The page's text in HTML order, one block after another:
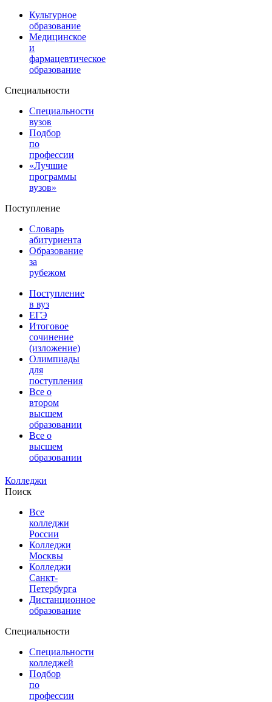
Культурное
образование
Медицинское
и
фармацевтическое
образование
Специальности
Специальности
вузов
Подбор
по
профессии
«Лучшие
программы
вузов»
Поступление
Словарь
абитуриента
Образование
за
рубежом
Поступление
в вуз
ЕГЭ
Итоговое
сочинение
(изложение)
Олимпиады
для
поступления
Все о
втором
высшем
образовании
Все о
высшем
образовании
Колледжи
Поиск
Все
колледжи
России
Колледжи
Москвы
Колледжи
Санкт-
Петербурга
Дистанционное
образование
Специальности
Специальности
колледжей
Подбор
по
профессии